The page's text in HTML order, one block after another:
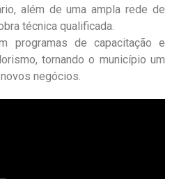
além de uma ampla rede de
técnica qualificada.
programas de capacitação e
tornando о município um
negócios.